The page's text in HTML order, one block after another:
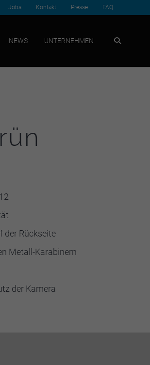
Jobs Kontakt Presse FAQ
NEWS UNTERNEHMEN
der Rückseite
Metall-Karabinern
der Kamera